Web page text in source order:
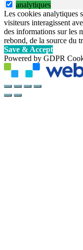
analytiques
Les cookies analytiques
visiteurs interagissent
des informations sur les
rebond, de la source du
Save & Accept
Powered by GDPR